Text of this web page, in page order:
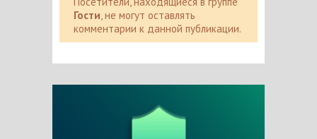
Гости, не могут оставлять
комментарии к данной публикации.